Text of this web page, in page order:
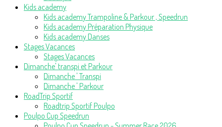
Kids academy
Kids academy Trampoline & Parkour , Speedrun
Kids academy Préparation Physique
Kids academy Danses
Stages Vacances
Stages Vacances
Dimanche' transpi et Parkour
Dimanche ' Transpi
Dimanche ' Parkour
RoadTrip Sportif
Roadtrip Sportif Poulpo
Poulpo Cup Speedrun